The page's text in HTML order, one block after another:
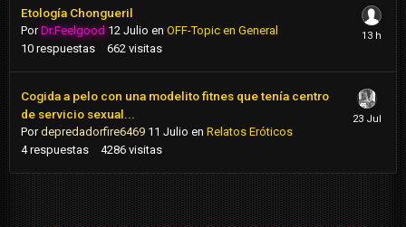
Etología Chongueril
PorDr.Feelgood 12 Julio en OFF-Topic en General
10 respuestas 662 visitas
Cogida a pelo con una modelito fitnes que tenía centro
de servicio sexual...
Pordepredadorfire6469 11 Julio en Relatos Eróticos
4 respuestas 4286 visitas